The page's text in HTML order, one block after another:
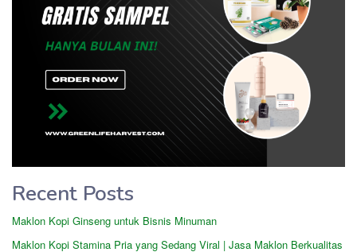
Recent Posts
Maklon Kopi Ginseng untuk Bisnis Minuman
Maklon Kopi Stamina Pria yang Sedang Viral | Jasa Maklon Berkualitas